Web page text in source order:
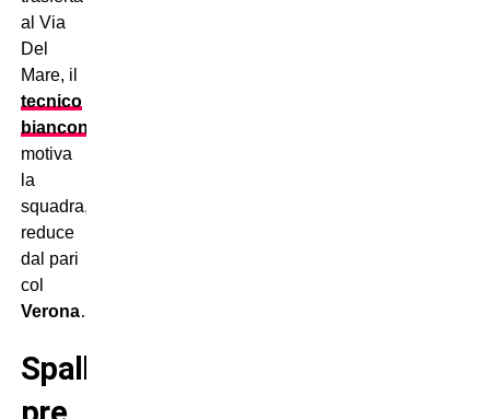
al Via
Del
Mare, il
tecnico
bianconero
motiva
la
squadra,
reduce
dal pari
col
Verona…
Spalletti